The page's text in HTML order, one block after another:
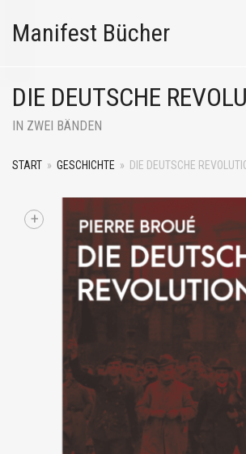
Manifest Bücher
DIE DEUTSCHE
IN ZWEI BÄNDEN
START » GESCHICHTE » DIE DEUTSCHE
+